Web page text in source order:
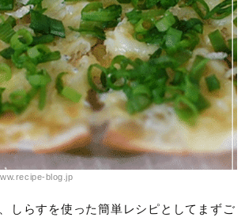
blog.jp
しらすを使った簡単レシピとしてまずご